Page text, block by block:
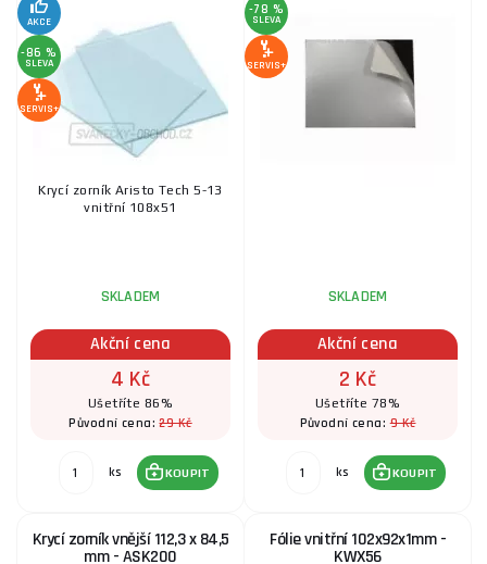
AKCE
-86 %
SLEVA
SERVIS+
Krycí zorník Aristo Tech 5-13
vnitřní 108x51
SKLADEM
Akční cena
4 Kč
Ušetříte 86%
Původní cena:29 Kč
ks KOUPIT
-78 %
SLEVA
SERVIS+
SKLADEM
Akční cena
2 Kč
Ušetříte 78%
Původní cena:9 Kč
ks KOUPIT
Krycí zorník vnější 112,3 x 84,5
mm - ASK200
Fólie vnitřní 102x92x1mm -
KWX56